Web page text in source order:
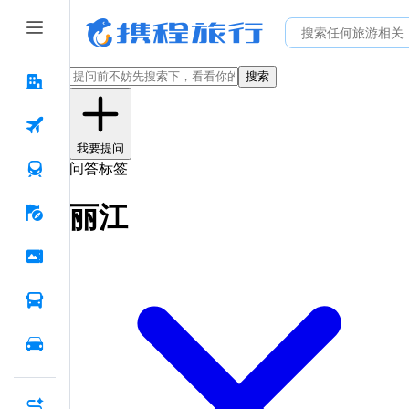
搜索
我要提问
问答标签
丽江